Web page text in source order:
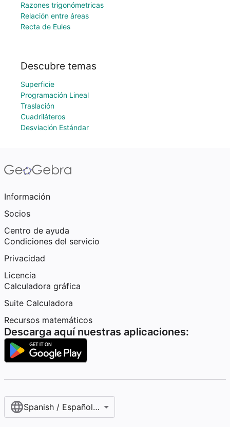
Razones trigonómetricas
Relación entre áreas
Recta de Eules
Descubre temas
Superficie
Programación Lineal
Traslación
Cuadriláteros
Desviación Estándar
Información
Socios
Centro de ayuda
Condiciones del servicio
Privacidad
Licencia
Calculadora gráfica
Suite Calculadora
Recursos matemáticos
Descarga aquí nuestras aplicaciones:
Spanish / Español (internacional)